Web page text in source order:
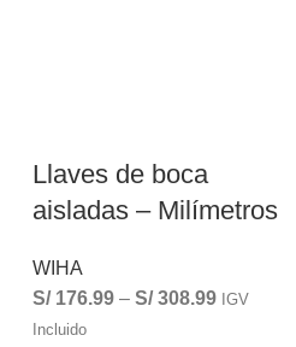
Llaves de boca
aisladas – Milímetros
WIHA
S/176.99 – S/308.99 IGV
Incluido